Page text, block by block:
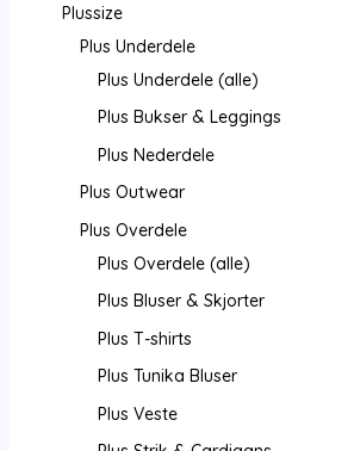
Plussize
Plus Underdele
Plus Underdele (alle)
Plus Bukser & Leggings
Plus Nederdele
Plus Outwear
Plus Overdele
Plus Overdele (alle)
Plus Bluser & Skjorter
Plus T-shirts
Plus Tunika Bluser
Plus Veste